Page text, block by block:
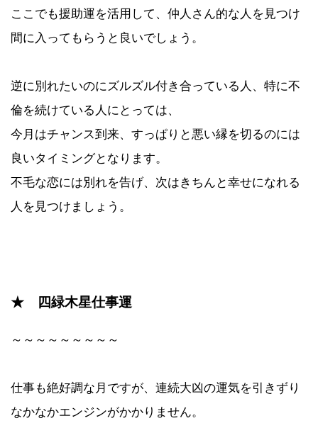
ここでも援助運を活用して、仲人さん的な人を見つけ
間に入ってもらうと良いでしょう。
逆に別れたいのにズルズル付き合っている人、特に不
倫を続けている人にとっては、
今月はチャンス到来、すっぱりと悪い縁を切るのには
良いタイミングとなります。
不毛な恋には別れを告げ、次はきちんと幸せになれる
人を見つけましょう。
★ 四緑木星仕事運
～～～～～～～～～
仕事も絶好調な月ですが、連続大凶の運気を引きずり
なかなかエンジンがかかりません。